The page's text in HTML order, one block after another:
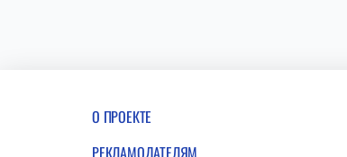
О ПРОЕКТЕ
РЕКЛАМОДАТЕЛЯМ